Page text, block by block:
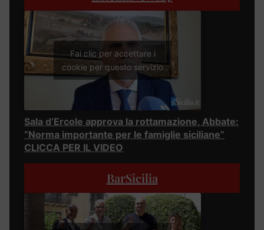
Fai clic per accettare i
cookie per questo servizio
Sala d’Ercole approva la rottamazione, Abbate:
“Norma importante per le famiglie siciliane”
CLICCA PER IL VIDEO
BarSicilia